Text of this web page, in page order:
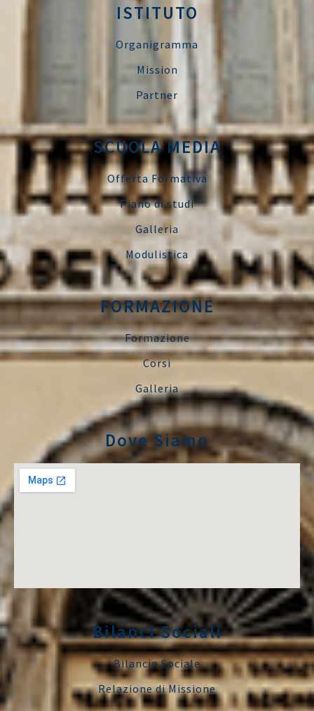
ISTITUTO
Organigramma
Mission
Partner
SCUOLA MEDIA
Offerta Formativa
Piano di studi
Galleria
Modulistica
FORMAZIONE
Formazione
Corsi
Galleria
Dove Siamo
Bilanci Sociali
Bilancio Sociale
Relazione di Missione